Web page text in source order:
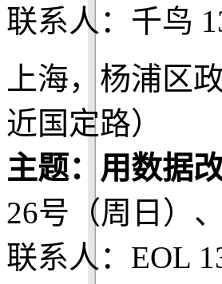
联系人：千鸟
上海，杨浦区
近国定路）
主题：用数据
26号（周日）
联系人：EOL